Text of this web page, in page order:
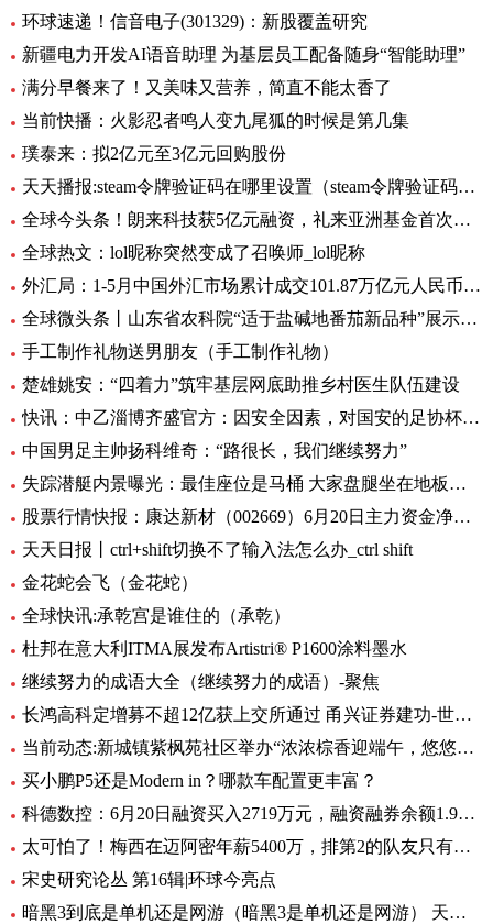
环球速递！信音电子(301329)：新股覆盖研究
新疆电力开发AI语音助理 为基层员工配备随身“智能助理”
满分早餐来了！又美味又营养，简直不能太香了
当前快播：火影忍者鸣人变九尾狐的时候是第几集
璞泰来：拟2亿元至3亿元回购股份
天天播报:steam令牌验证码在哪里设置（steam令牌验证码在哪）
全球今头条！朗来科技获5亿元融资，礼来亚洲基金首次投资湖北
全球热文：lol昵称突然变成了召唤师_lol昵称
外汇局：1-5月中国外汇市场累计成交101.87万亿元人民币-讯息
全球微头条丨山东省农科院“适于盐碱地番茄新品种”展示会在利津县农业双创中心举行
手工制作礼物送男朋友（手工制作礼物）
楚雄姚安：“四着力”筑牢基层网底助推乡村医生队伍建设
快讯：中乙淄博齐盛官方：因安全因素，对国安的足协杯不对外开放
中国男足主帅扬科维奇：“路很长，我们继续努力”
失踪潜艇内景曝光：最佳座位是马桶 大家盘腿坐在地板上|世界观焦点
股票行情快报：康达新材（002669）6月20日主力资金净买入354.78万元
天天日报丨ctrl+shift切换不了输入法怎么办_ctrl shift
金花蛇会飞（金花蛇）
全球快讯:承乾宫是谁住的（承乾）
杜邦在意大利ITMA展发布Artistri® P1600涂料墨水
继续努力的成语大全（继续努力的成语）-聚焦
长鸿高科定增募不超12亿获上交所通过 甬兴证券建功-世界动态
当前动态:新城镇紫枫苑社区举办“浓浓棕香迎端午，悠悠深情铭党恩”端午节活动
买小鹏P5还是Modern in？哪款车配置更丰富？
科德数控：6月20日融资买入2719万元，融资融券余额1.95亿元_天天资讯
太可怕了！梅西在迈阿密年薪5400万，排第2的队友只有他零头
宋史研究论丛 第16辑|环球今亮点
暗黑3到底是单机还是网游（暗黑3是单机还是网游） 天天速讯